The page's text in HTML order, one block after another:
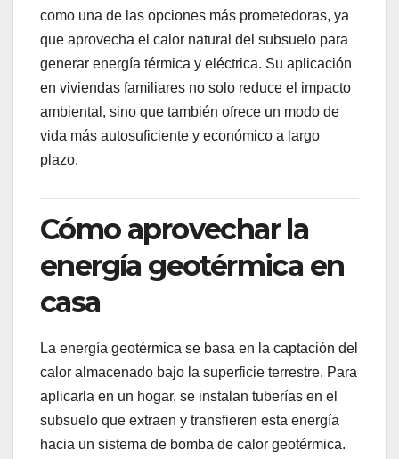
como una de las opciones más prometedoras, ya
que aprovecha el calor natural del subsuelo para
generar energía térmica y eléctrica. Su aplicación
en viviendas familiares no solo reduce el impacto
ambiental, sino que también ofrece un modo de
vida más autosuficiente y económico a largo
plazo.
Cómo aprovechar la
energía geotérmica en
casa
La energía geotérmica se basa en la captación del
calor almacenado bajo la superficie terrestre. Para
aplicarla en un hogar, se instalan tuberías en el
subsuelo que extraen y transfieren esta energía
hacia un sistema de bomba de calor geotérmica.